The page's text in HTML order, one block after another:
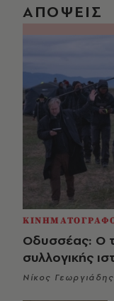
ΑΠΟΨΕΙΣ
Οδυσσέας: Ο
συλλογικής
Νίκος Γεωργιάδης